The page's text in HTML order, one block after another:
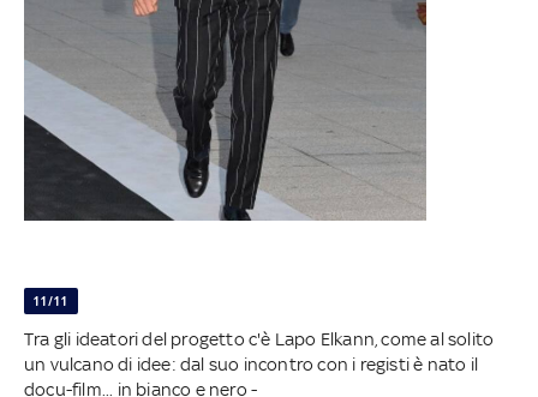
11/11
Tra gli ideatori del progetto c'è Lapo Elkann, come al solito
un vulcano di idee: dal suo incontro con i registi è nato il
docu-film... in bianco e nero -